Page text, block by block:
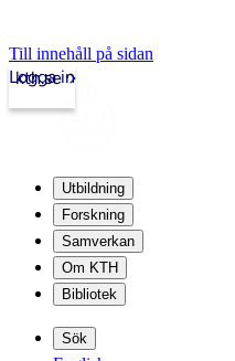
Till innehåll på sidan
kth.se
Logga in
Utbildning
Forskning
Samverkan
Om KTH
Bibliotek
Sök